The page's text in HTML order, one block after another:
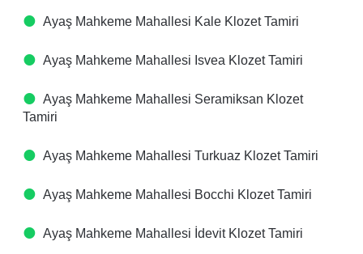
Ayaş Mahkeme Mahallesi Kale Klozet Tamiri
Ayaş Mahkeme Mahallesi Isvea Klozet Tamiri
Ayaş Mahkeme Mahallesi Seramiksan Klozet
Tamiri
Ayaş Mahkeme Mahallesi Turkuaz Klozet Tamiri
Ayaş Mahkeme Mahallesi Bocchi Klozet Tamiri
Ayaş Mahkeme Mahallesi İdevit Klozet Tamiri